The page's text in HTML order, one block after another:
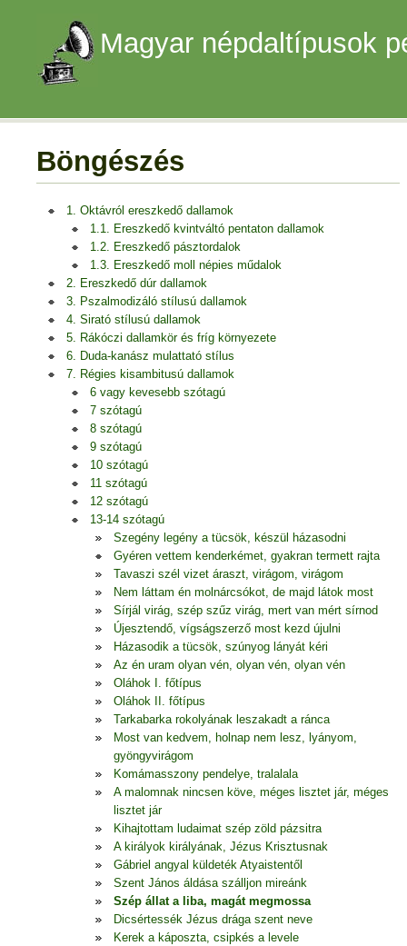
Magyar népdaltípusok
Böngészés
1. Oktávról ereszkedő dallamok
1.1. Ereszkedő kvintváltó pentaton dallamok
1.2. Ereszkedő pásztordalok
1.3. Ereszkedő moll népies műdalok
2. Ereszkedő dúr dallamok
3. Pszalmodizáló stílusú dallamok
4. Sirató stílusú dallamok
5. Rákóczi dallamkör és fríg környezete
6. Duda-kanász mulattató stílus
7. Régies kisambitusú dallamok
6 vagy kevesebb szótagú
7 szótagú
8 szótagú
9 szótagú
10 szótagú
11 szótagú
12 szótagú
13-14 szótagú
Szegény legény a tücsök, készül házasodni
Gyéren vettem kenderkémet, gyakran termett rajta
Tavaszi szél vizet áraszt, virágom, virágom
Nem láttam én molnárcsókot, de majd látok most
Sírjál virág, szép szűz virág, mert van mért sírnod
Újesztendő, vígságszerző most kezd újulni
Házasodik a tücsök, szúnyog lányát kéri
Az én uram olyan vén, olyan vén, olyan vén
Oláhok I. főtípus
Oláhok II. főtípus
Tarkabarka rokolyának leszakadt a ránca
Most van kedvem, holnap nem lesz, lyányom,
gyöngyvirágom
Komámasszony pendelye, tralalala
A malomnak nincsen köve, méges lisztet jár, méges
lisztet jár
Kihajtottam ludaimat szép zöld pázsitra
A királyok királyának, Jézus Krisztusnak
Gábriel angyal küldeték Atyaistentől
Szent János áldása szálljon mireánk
Szép állat a liba, magát megmossa
Dicsértessék Jézus drága szent neve
Kerek a káposzta, csipkés a levele